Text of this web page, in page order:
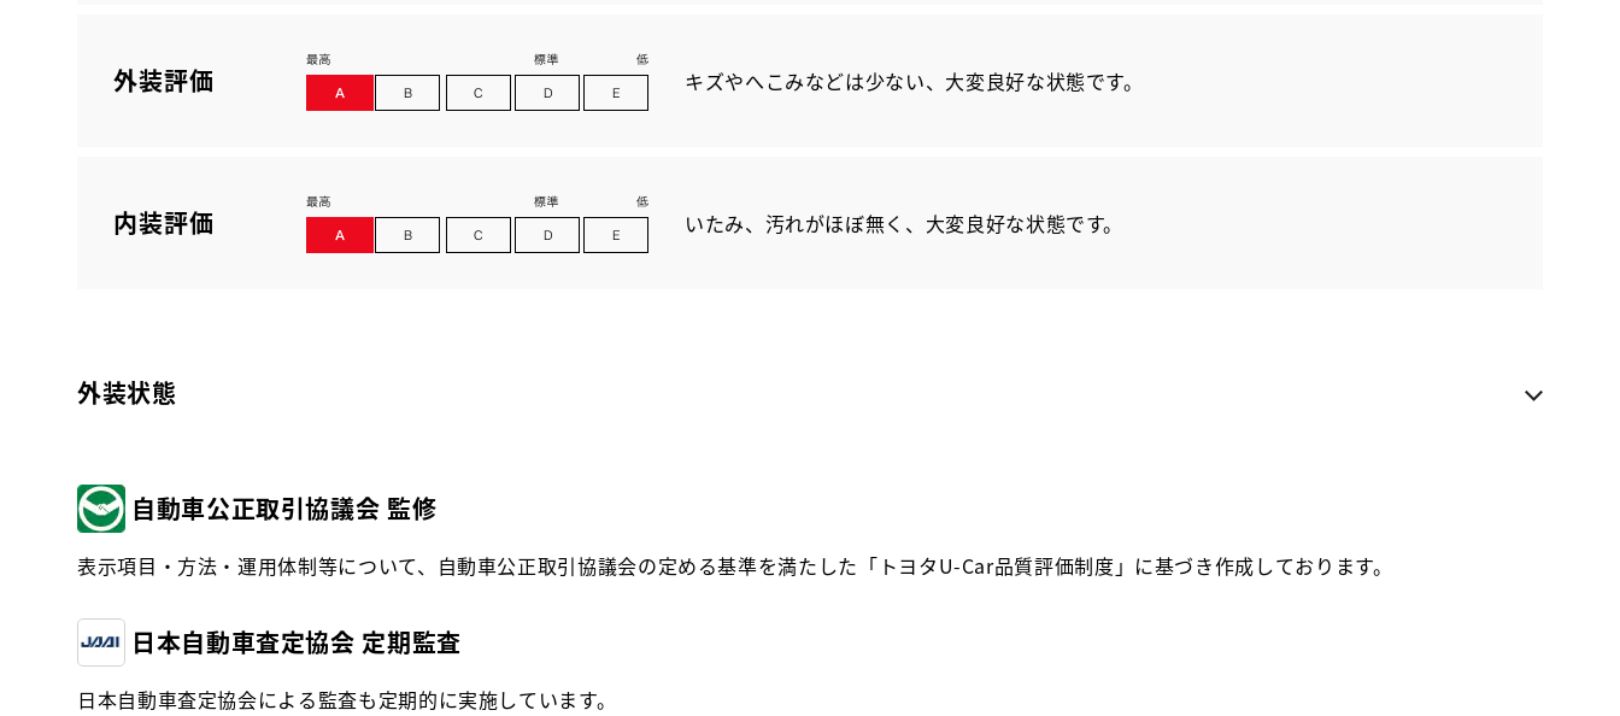
外装評価 キズやへこみなどは少ない、大変良好な状態です。
内装評価 いたみ、汚れがほぼ無く、大変良好な状態です。
外装状態
自動車公正取引協議会 監修
表示項目・方法・運用体制等について、自動車公正取引協議会の定める基準を満たした「トヨタU-Car品質評価制度」に基づき作成しております。
日本自動車査定協会 定期監査
日本自動車査定協会による監査も定期的に実施しています。